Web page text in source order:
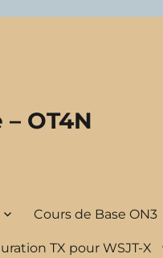
OT4N
Cours de Base ON3
TX pour WSJT-X